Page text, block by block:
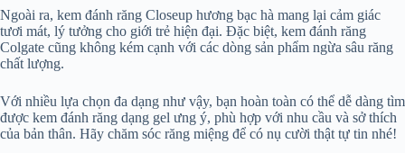
Ngoài ra, kem đánh răng Closeup hương bạc hà mang lại cảm giác
tươi mát, lý tưởng cho giới trẻ hiện đại. Đặc biệt, kem đánh răng
Colgate cũng không kém cạnh với các dòng sản phẩm ngừa sâu răng
chất lượng.
Với nhiều lựa chọn đa dạng như vậy, bạn hoàn toàn có thể dễ dàng tìm
được kem đánh răng dạng gel ưng ý, phù hợp với nhu cầu và sở thích
của bản thân. Hãy chăm sóc răng miệng để có nụ cười thật tự tin nhé!